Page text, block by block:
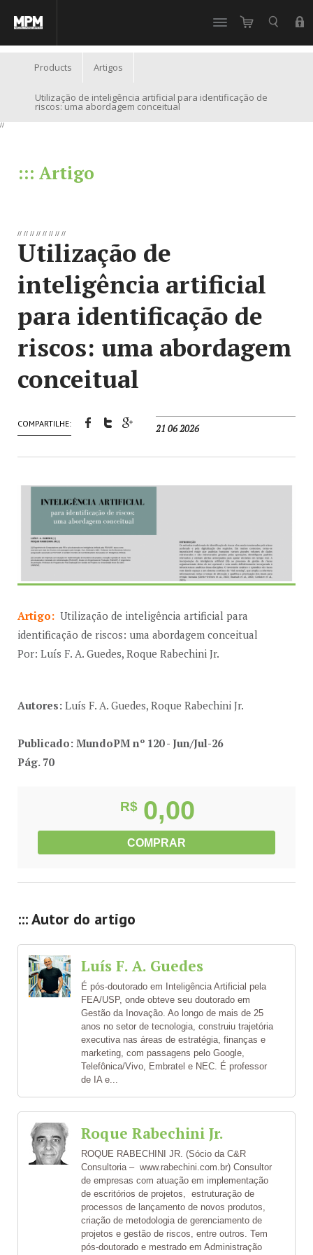
Products Artigos
Utilização de inteligência artificial para identificação de
riscos: uma abordagem conceitual
//
::: Artigo
// // // // // // // //
Utilização de
inteligência artificial
para identificação de
riscos: uma abordagem
conceitual
21 06 2026
COMPARTILHE:
Artigo: Utilização de inteligência artificial para
identificação de riscos: uma abordagem conceitual
Por: Luís F. A. Guedes, Roque Rabechini Jr.
Autores: Luís F. A. Guedes, Roque Rabechini Jr.
Publicado: MundoPM nº 120 - Jun/Jul-26
Pág. 70
R$ 0,00
COMPRAR
::: Autor do artigo
Luís F. A. Guedes
É pós-doutorado em Inteligência Artificial pela
FEA/USP, onde obteve seu doutorado em
Gestão da Inovação. Ao longo de mais de 25
anos no setor de tecnologia, construiu trajetória
executiva nas áreas de estratégia, finanças e
marketing, com passagens pelo Google,
Telefônica/Vivo, Embratel e NEC. É professor
de IA e...
Roque Rabechini Jr.
ROQUE RABECHINI JR. (Sócio da C&R
Consultoria – www.rabechini.com.br) Consultor
de empresas com atuação em implementação
de escritórios de projetos, estruturação de
processos de lançamento de novos produtos,
criação de metodologia de gerenciamento de
projetos e gestão de riscos, entre outros. Tem
pós-doutorado e mestrado em Administração